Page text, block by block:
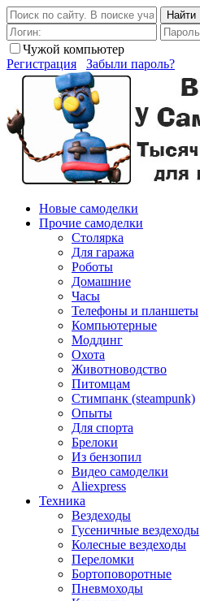
Найти
Чужой компьютер
Регистрация
Забыли пароль?
Новые самоделки
Прочие самоделки
Столярка
Для гаража
Роботы
Домашние
Часы
Телефоны и планшеты
Компьютерные
Моддинг
Охота
Животноводство
Питомцам
Стимпанк (steampunk)
Опыты
Для спорта
Брелоки
Из бензопил
Видео самоделки
Aliexpress
Техника
Вездеходы
Гусеничные вездеходы
Колесные вездеходы
Переломки
Бортоповоротные
Пневмоходы